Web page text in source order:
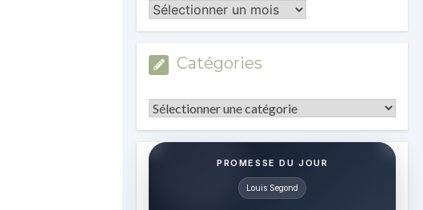
Les
Archives
Catégories
Catégories
PROMESSE DU JOUR
Louis Segond